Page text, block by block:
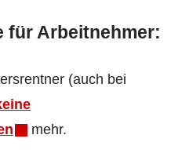
für Arbeitnehmer:
(auch bei
mehr.